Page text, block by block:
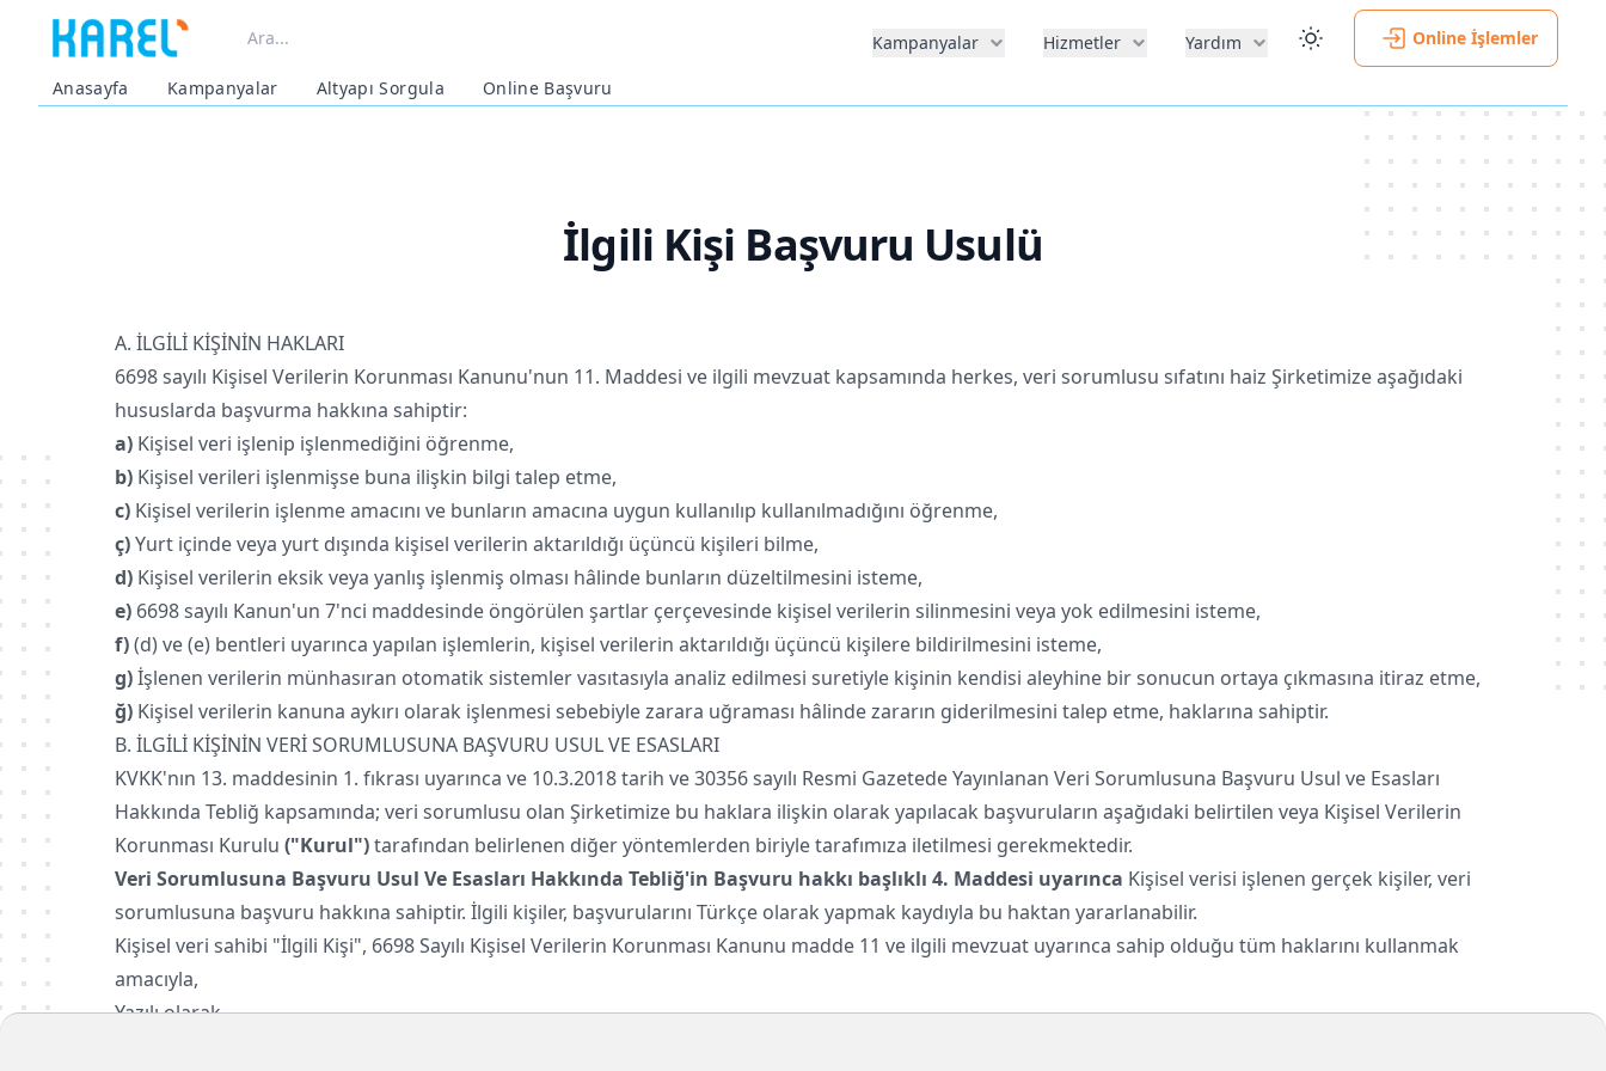
Online İşlemler
Kampanyalar Hizmetler
Yardım
Anasayfa
Kampanyalar Altyapı Sorgula Online Başvuru
İlgili Kişi Başvuru Usulü
A. İLGİLİ KİŞİNİN HAKLARI
6698 sayılı Kişisel Verilerin Korunması Kanunu'nun 11. Maddesi ve ilgili mevzuat kapsamında herkes, veri sorumlusu sıfatını haiz Şirketimize aşağıdaki
hususlarda başvurma hakkına sahiptir:
a) Kişisel veri işlenip işlenmediğini öğrenme,
b) Kişisel verileri işlenmişse buna ilişkin bilgi talep etme,
c) Kişisel verilerin işlenme amacını ve bunların amacına uygun kullanılıp kullanılmadığını öğrenme,
ç)Yurt içinde veya yurt dışında kişisel verilerin aktarıldığı üçüncü kişileri bilme,
d) Kişisel verilerin eksik veya yanlış işlenmiş olması hâlinde bunların düzeltilmesini isteme,
e) 6698 sayılı Kanun'un 7'nci maddesinde öngörülen şartlar çerçevesinde kişisel verilerin silinmesini veya yok edilmesini isteme,
f)(d) ve (e) bentleri uyarınca yapılan işlemlerin, kişisel verilerin aktarıldığı üçüncü kişilere bildirilmesini isteme,
g)İşlenen verilerin münhasıran otomatik sistemler vasıtasıyla analiz edilmesi suretiyle kişinin kendisi aleyhine bir sonucun ortaya çıkmasına itiraz etme,
ğ) Kişisel verilerin kanuna aykırı olarak işlenmesi sebebiyle zarara uğraması hâlinde zararın giderilmesini talep etme, haklarına sahiptir.
B. İLGİLİ KİŞİNİN VERİ SORUMLUSUNA BAŞVURU USUL VE ESASLARI
KVKK'nın 13. maddesinin 1. fıkrası uyarınca ve 10.3.2018 tarih ve 30356 sayılı Resmi Gazetede Yayınlanan Veri Sorumlusuna Başvuru Usul ve Esasları
Hakkında Tebliğ kapsamında; veri sorumlusu olan Şirketimize bu haklara ilişkin olarak yapılacak başvuruların aşağıdaki belirtilen veya Kişisel Verilerin
Korunması Kurulu ("Kurul")tarafından belirlenen diğer yöntemlerden biriyle tarafımıza iletilmesi gerekmektedir.
Veri Sorumlusuna Başvuru Usul Ve Esasları Hakkında Tebliğ'in Başvuru hakkı başlıklı 4. Maddesi uyarınca Kişisel verisi işlenen gerçek kişiler, veri
sorumlusuna başvuru hakkına sahiptir. İlgili kişiler, başvurularını Türkçe olarak yapmak kaydıyla bu haktan yararlanabilir.
Kişisel veri sahibi "İlgili Kişi", 6698 Sayılı Kişisel Verilerin Korunması Kanunu madde 11 ve ilgili mevzuat uyarınca sahip olduğu tüm haklarını kullanmak
amacıyla,
Yazılı olarak,